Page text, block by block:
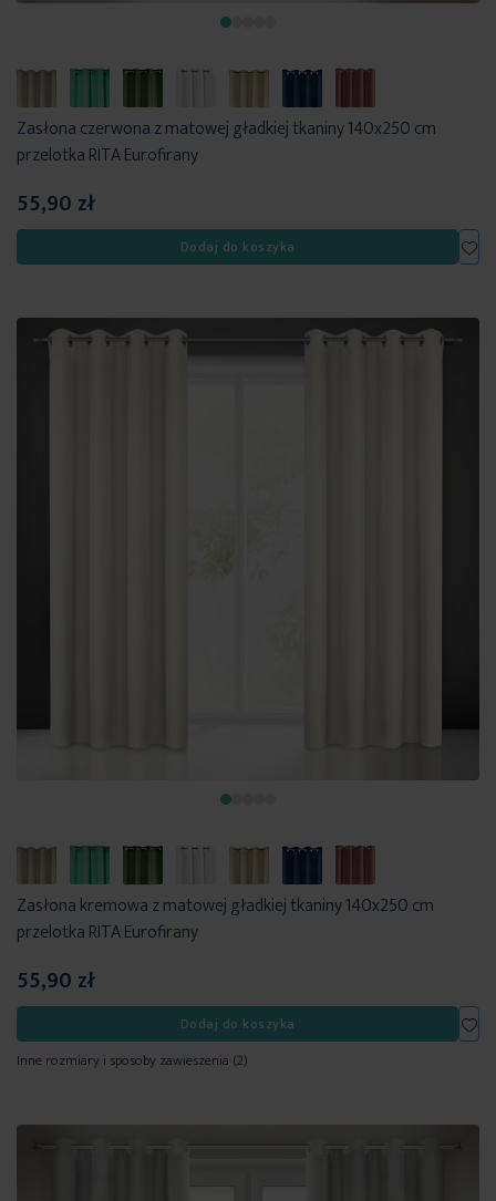
Zasłona czerwona z matowej gładkiej tkaniny 140x250 cm
przelotka RITA Eurofirany
55,90 zł
Dodaj do koszyka
Zasłona kremowa z matowej gładkiej tkaniny 140x250 cm
przelotka RITA Eurofirany
55,90 zł
Dodaj do koszyka
Inne rozmiary i sposoby zawieszenia (2)